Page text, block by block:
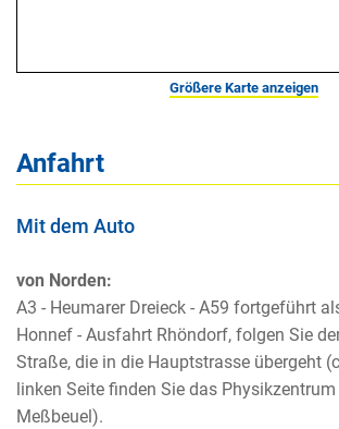
Größere Karte anzeigen
Anfahrt
Mit dem Auto
von Norden:
A3 - Heumarer Dreieck - A59 fortgeführt
Honnef - Ausfahrt Rhöndorf, folgen Sie
Straße, die in die Hauptstrasse übergeht
linken Seite finden Sie das Physikzentrum
Meßbeuel).